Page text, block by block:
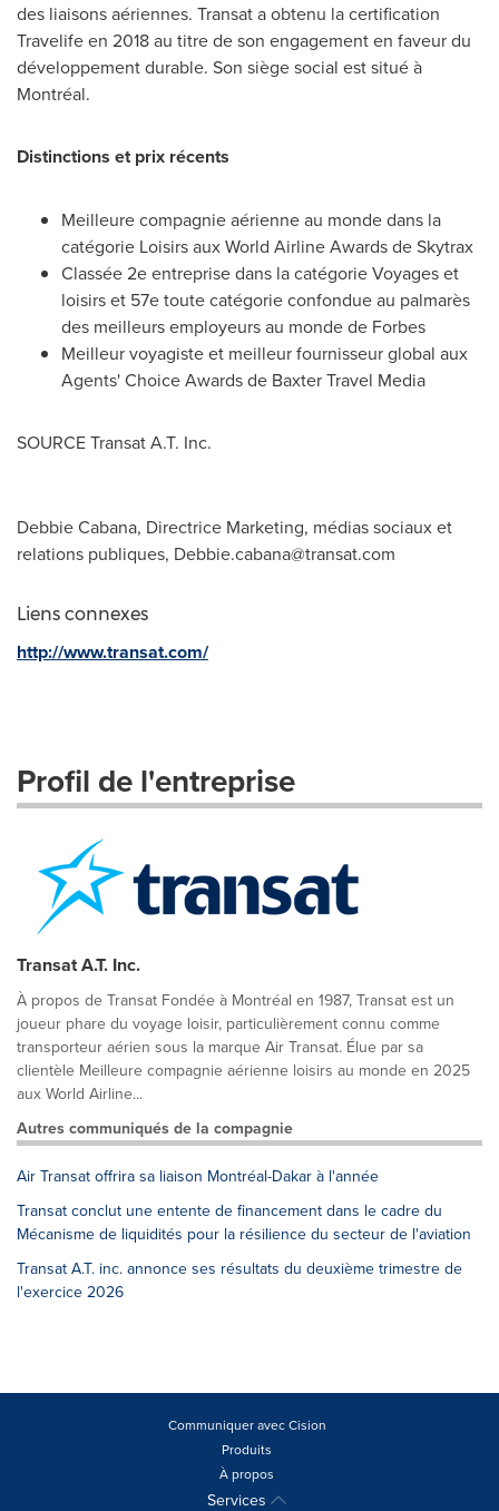
des liaisons aériennes. Transat a obtenu la certification
Travelife en 2018 au titre de son engagement en faveur du
développement durable. Son siège social est situé à
Montréal.
Distinctions et prix récents
Meilleure compagnie aérienne au monde dans la
catégorie Loisirs aux World Airline Awards de Skytrax
Classée 2e entreprise dans la catégorie Voyages et
loisirs et 57e toute catégorie confondue au palmarès
des meilleurs employeurs au monde de Forbes
Meilleur voyagiste et meilleur fournisseur global aux
Agents' Choice Awards de Baxter Travel Media
SOURCE Transat A.T. Inc.
Debbie Cabana, Directrice Marketing, médias sociaux et
relations publiques, Debbie.cabana@transat.com
Liens connexes
http://www.transat.com/
Profil de l'entreprise
Transat A.T. Inc.
À propos de Transat Fondée à Montréal en 1987, Transat est un
joueur phare du voyage loisir, particulièrement connu comme
transporteur aérien sous la marque Air Transat. Élue par sa
clientèle Meilleure compagnie aérienne loisirs au monde en 2025
aux World Airline...
Autres communiqués de la compagnie
Air Transat offrira sa liaison Montréal-Dakar à l'année
Transat conclut une entente de financement dans le cadre du
Mécanisme de liquidités pour la résilience du secteur de l'aviation
Transat A.T. inc. annonce ses résultats du deuxième trimestre de
l'exercice 2026
Communiquer avec Cision
Produits
À propos
Services